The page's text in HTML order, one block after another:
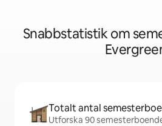
Snabbstatistik om
Totalt antal
Utforska 90